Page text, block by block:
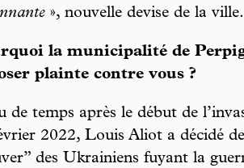
», nouvelle devise de la ville.
la municipalité de
plainte contre vous ?
de temps après le début de
2022, Louis Aliot a décidé
des Ukrainiens fuyant la